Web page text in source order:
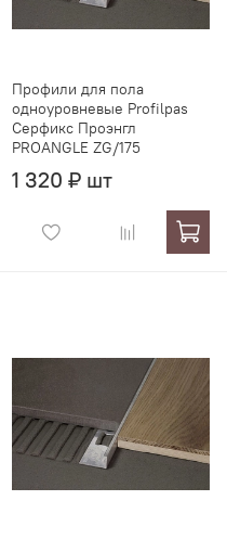
Профили для пола
одноуровневые Profilpas
Серфикс Проэнгл
PROANGLE ZG/175
1 320 ₽ шт